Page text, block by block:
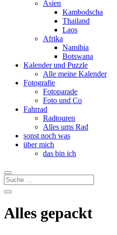
Asien
Kambodscha
Thailand
Laos
Afrika
Namibia
Botswana
Kalender und Puzzle
Alle meine Kalender
Fotografie
Fotoparade
Foto und Co
Fahrrad
Radtouren
Alles ums Rad
sonst noch was
über mich
das bin ich
Alles gepackt